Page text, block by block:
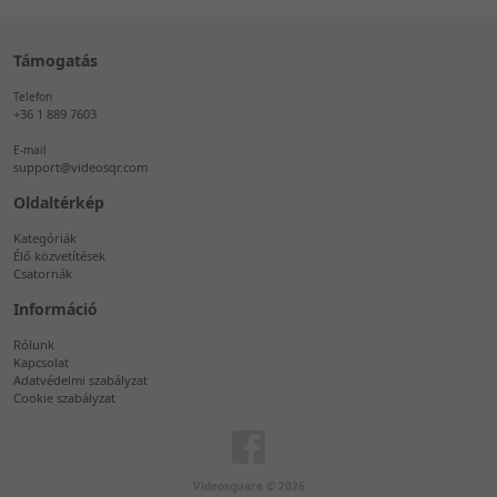
Támogatás
Telefon
+36 1 889 7603
E-mail
support@videosqr.com
Oldaltérkép
Kategóriák
Élő közvetítések
Csatornák
Információ
Rólunk
Kapcsolat
Adatvédelmi szabályzat
Cookie szabályzat